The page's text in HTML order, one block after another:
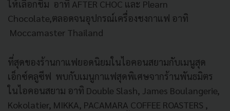
ให้เลือกชิม อาทิ AFTER CHOC และ Plearn
Chocolate,ตลอดจนอุปกรณ์เครื่องชงกาแฟ อาทิ
Moccamaster Thailand
ที่สุดของร้านกาแฟยอดนิยมในไอคอนสยามกับเมนูสุด
เอ็กซ์คลูซีฟ พบกับเมนูกาแฟสุดพิเศษจากร้านพันธมิตร
ในไอคอนสยาม อาทิ Double Slash, James Boulangerie,
Kokolatier, MIKKA, PACAMARA COFFEE ROASTERS ,